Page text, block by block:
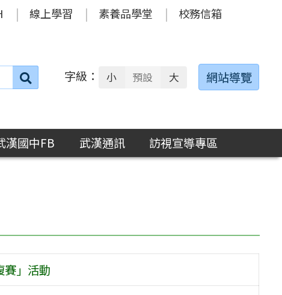
線上學習 素養品學堂 校務信箱
搜
字級： 小 預設 大 網站導覽
漢國中FB 武漢通訊
訪視宣導專區
賽」活動